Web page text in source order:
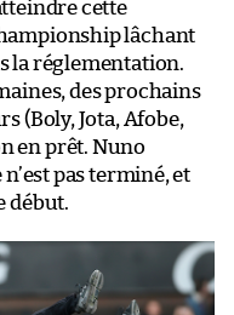
cette
lâchant
la réglementation.
des prochains
(Boly, Jota, Afobe,
en prêt. Nuno
pas terminé, et
début.